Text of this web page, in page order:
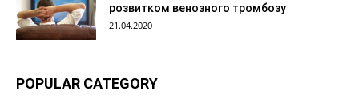
розвитком венозного тромбозу
21.04.2020
POPULAR CATEGORY